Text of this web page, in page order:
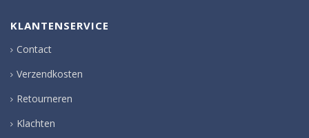
KLANTENSERVICE
Contact
Verzendkosten
Retourneren
Klachten